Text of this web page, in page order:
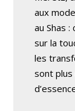
aux
au Shas
sur la
les
sont plus